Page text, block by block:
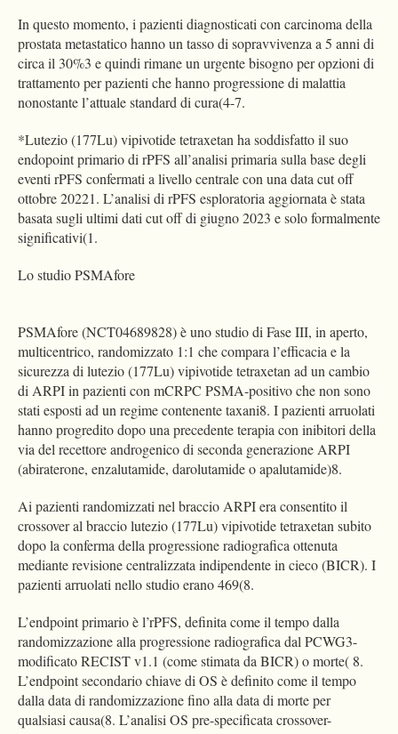
In questo momento, i pazienti diagnosticati con carcinoma della
prostata metastatico hanno un tasso di sopravvivenza a 5 anni di
circa il 30%3 e quindi rimane un urgente bisogno per opzioni di
trattamento per pazienti che hanno progressione di malattia
nonostante l’attuale standard di cura(4-7.
*Lutezio (177Lu) vipivotide tetraxetan ha soddisfatto il suo
endopoint primario di rPFS all’analisi primaria sulla base degli
eventi rPFS confermati a livello centrale con una data cut off
ottobre 20221. L’analisi di rPFS esploratoria aggiornata è stata
basata sugli ultimi dati cut off di giugno 2023 e solo formalmente
significativi(1.
Lo studio PSMAfore
PSMAfore (NCT04689828) è uno studio di Fase III, in aperto,
multicentrico, randomizzato 1:1 che compara l’efficacia e la
sicurezza di lutezio (177Lu) vipivotide tetraxetan ad un cambio
di ARPI in pazienti con mCRPC PSMA-positivo che non sono
stati esposti ad un regime contenente taxani8. I pazienti arruolati
hanno progredito dopo una precedente terapia con inibitori della
via del recettore androgenico di seconda generazione ARPI
(abiraterone, enzalutamide, darolutamide o apalutamide)8.
Ai pazienti randomizzati nel braccio ARPI era consentito il
crossover al braccio lutezio (177Lu) vipivotide tetraxetan subito
dopo la conferma della progressione radiografica ottenuta
mediante revisione centralizzata indipendente in cieco (BICR). I
pazienti arruolati nello studio erano 469(8.
L’endpoint primario è l’rPFS, definita come il tempo dalla
randomizzazione alla progressione radiografica dal PCWG3-
modificato RECIST v1.1 (come stimata da BICR) o morte( 8.
L’endpoint secondario chiave di OS è definito come il tempo
dalla data di randomizzazione fino alla data di morte per
qualsiasi causa(8. L’analisi OS pre-specificata crossover-